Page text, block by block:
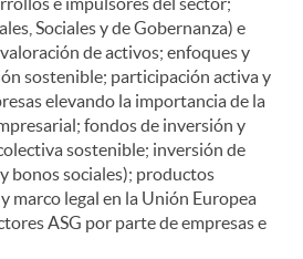
Sociales y de Gobernanza) e
de activos; enfoques y
sostenible; participación activa y
elevando la importancia de la
fondos de inversión y
sostenible; inversión de
bonos sociales); productos
marco legal en la Unión Europea
ASG por parte de empresas e